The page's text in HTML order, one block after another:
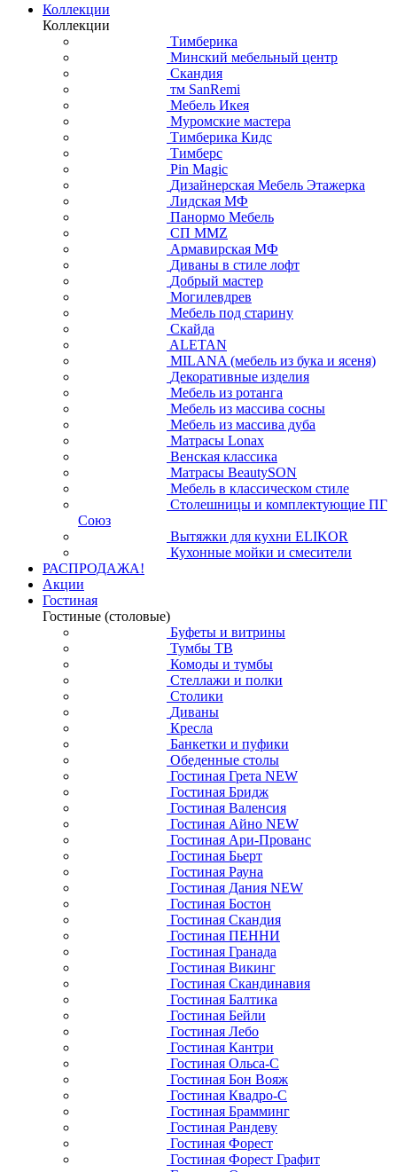
Коллекции
Коллекции
Тимберика
Минский мебельный центр
Скандия
тм SanRemi
Мебель Икея
Муромские мастера
Тимберика Кидс
Тимберс
Pin Magic
Дизайнерская Мебель Этажерка
Лидская МФ
Панормо Мебель
СП ММZ
Армавирская МФ
Диваны в стиле лофт
Добрый мастер
Могилевдрев
Мебель под старину
Скайда
ALETAN
MILANA (мебель из бука и ясеня)
Декоративные изделия
Мебель из ротанга
Мебель из массива сосны
Мебель из массива дуба
Матрасы Lonax
Венская классика
Матрасы BeautySON
Мебель в классическом стиле
Столешницы и комплектующие ПГ
Союз
Вытяжки для кухни ELIKOR
Кухонные мойки и смесители
РАСПРОДАЖА!
Акции
Гостиная
Гостиные (столовые)
Буфеты и витрины
Тумбы ТВ
Комоды и тумбы
Стеллажи и полки
Столики
Диваны
Кресла
Банкетки и пуфики
Обеденные столы
Гостиная Грета NEW
Гостиная Бридж
Гостиная Валенсия
Гостиная Айно NEW
Гостиная Ари-Прованс
Гостиная Бьерт
Гостиная Рауна
Гостиная Дания NEW
Гостиная Бостон
Гостиная Скандия
Гостиная ПЕННИ
Гостиная Гранада
Гостиная Викинг
Гостиная Скандинавия
Гостиная Балтика
Гостиная Бейли
Гостиная Лебо
Гостиная Кантри
Гостиная Ольса-С
Гостиная Бон Вояж
Гостиная Квадро-С
Гостиная Брамминг
Гостиная Рандеву
Гостиная Форест
Гостиная Форест Графит